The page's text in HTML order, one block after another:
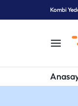
Kombi